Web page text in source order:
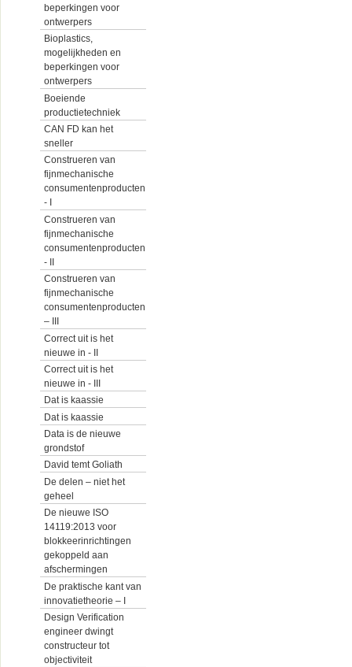
beperkingen voor
ontwerpers
Bioplastics,
mogelijkheden en
beperkingen voor
ontwerpers
Boeiende
productietechniek
CAN FD kan het
sneller
Construeren van
fijnmechanische
consumentenproducten
- I
Construeren van
fijnmechanische
consumentenproducten
- II
Construeren van
fijnmechanische
consumentenproducten
– III
Correct uit is het
nieuwe in - II
Correct uit is het
nieuwe in - III
Dat is kaassie
Dat is kaassie
Data is de nieuwe
grondstof
David temt Goliath
De delen – niet het
geheel
De nieuwe ISO
14119:2013 voor
blokkeerinrichtingen
gekoppeld aan
afschermingen
De praktische kant van
innovatietheorie – I
Design Verification
engineer dwingt
constructeur tot
objectiviteit